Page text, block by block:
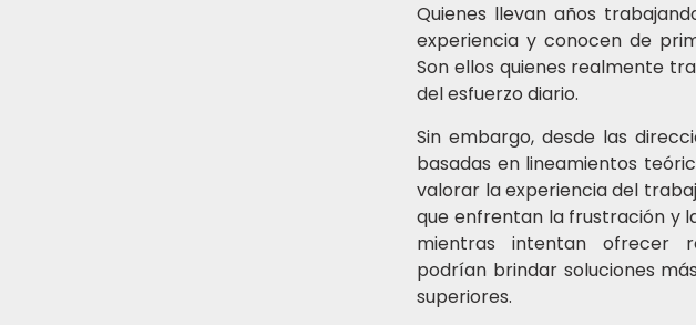
Quienes llevan años
experiencia y conocen de
Son ellos quienes realmente
del esfuerzo diario.
Sin embargo, desde las
basadas en lineamientos
valorar la experiencia del
que enfrentan la frustración y
mientras intentan ofrecer
podrían brindar soluciones
superiores.